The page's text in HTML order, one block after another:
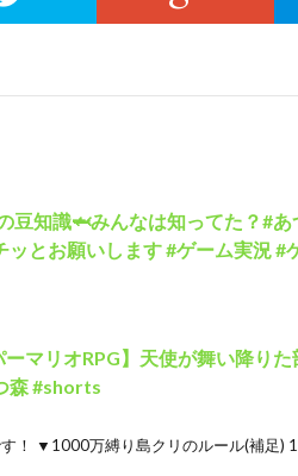
豆知識🦈みんなは知ってた？#
ッとお願いします #ゲーム実況 #
ーマリオRPG】天使が舞い降りた
森 #shorts
！ ▼1000万縛り島クリのルール(補足)